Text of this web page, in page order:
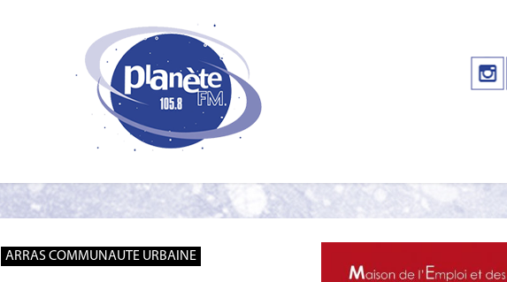
ARRAS COMMUNAUTE URBAINE